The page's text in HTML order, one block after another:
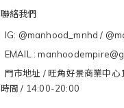
聯絡我們
IG: @manhood_mnhd /
EMAIL :
門市地址 / 旺角好景商業中
時間 / 14:00-20:00